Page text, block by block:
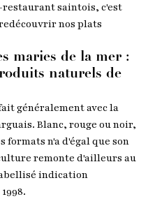
saintois, c'est
nos plats
maries de la mer :
naturels de
généralement avec la
Blanc, rouge ou noir,
formats n'a d'égal que son
remonte d'ailleurs au
indication